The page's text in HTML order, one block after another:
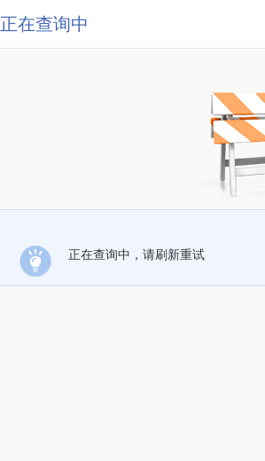
正在查询中
正在查询中，请刷新重试